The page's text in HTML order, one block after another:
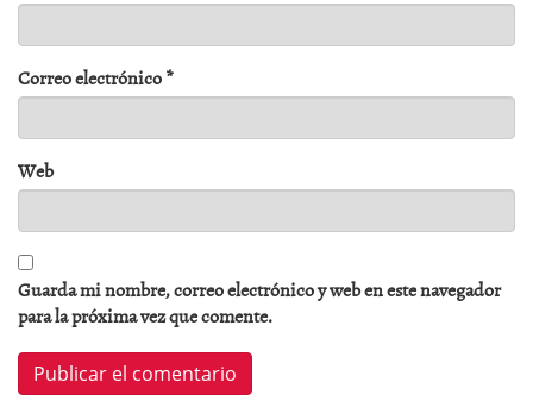
Correo electrónico*
Web
Guarda mi nombre, correo electrónico y web en este navegador
para la próxima vez que comente.